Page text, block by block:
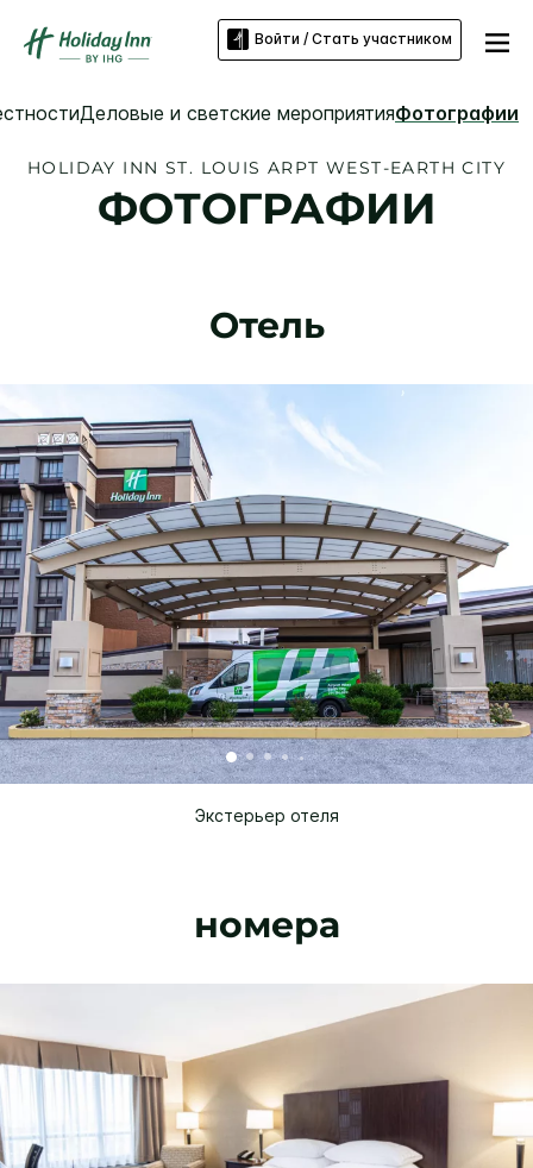
Войти / Стать участником
Деловые и светские мероприятияФотографии
HOLIDAY INN ST. LOUIS ARPT WEST-EARTH CITY
ФОТОГРАФИИ
Отель
Экстерьер отеля
номера